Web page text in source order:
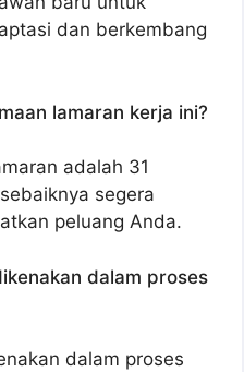
dan berkembang
lamaran kerja ini?
adalah 31
segera
peluang Anda.
dalam proses
dalam proses